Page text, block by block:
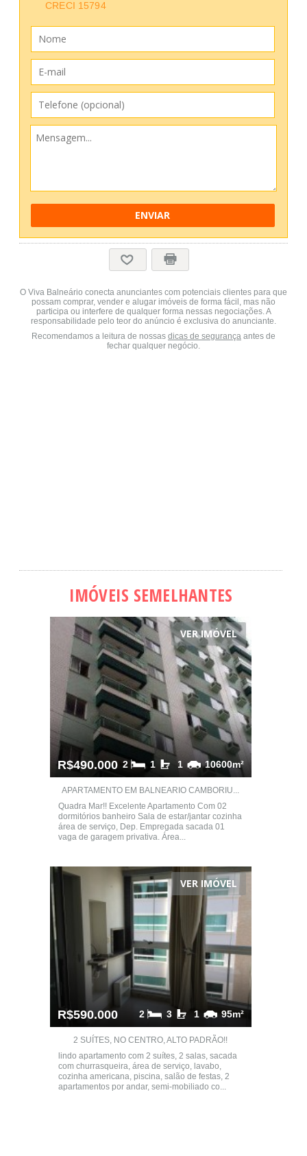
CRECI 15794
ENVIAR
O Viva Balneário conecta anunciantes com potenciais clientes para que
possam comprar, vender e alugar imóveis de forma fácil, mas não
participa ou interfere de qualquer forma nessas negociações. A
responsabilidade pelo teor do anúncio é exclusiva do anunciante.
Recomendamos a leitura de nossas dicas de segurança antes de
fechar qualquer negócio.
IMÓVEIS SEMELHANTES
VER IMÓVEL
R$490.000 10600m²
1
1
2
APARTAMENTO EM BALNEARIO CAMBORIU...
Quadra Mar!! Excelente Apartamento Com 02
dormitórios banheiro Sala de estar/jantar cozinha
área de serviço, Dep. Empregada sacada 01
vaga de garagem privativa. Área...
VER IMÓVEL
R$590.000 95m²
1
3
2
2 SUÍTES, NO CENTRO, ALTO PADRÃO!!
lindo apartamento com 2 suítes, 2 salas, sacada
com churrasqueira, área de serviço, lavabo,
cozinha americana, piscina, salão de festas, 2
apartamentos por andar, semi-mobiliado co...